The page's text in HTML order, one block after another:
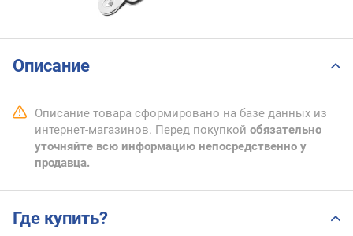
Описание
Описание товара сформировано на базе данных из
интернет-магазинов. Перед покупкой обязательно
уточняйте всю информацию непосредственно у
продавца.
Где купить?